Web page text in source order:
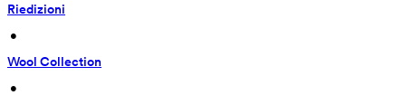
Riedizioni
•
Wool Collection
•